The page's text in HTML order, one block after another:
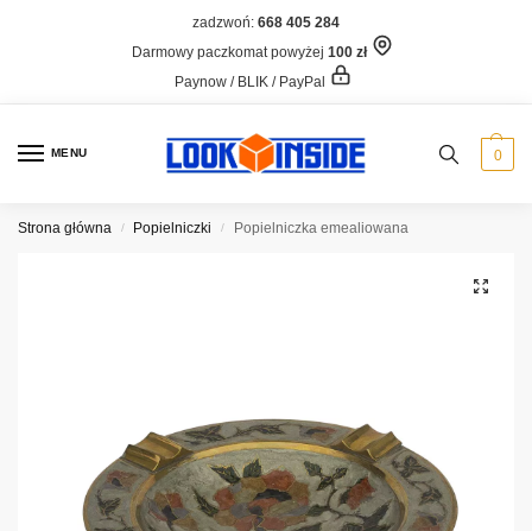
zadzwoń: 668 405 284
Darmowy paczkomat powyżej 100 zł
Paynow / BLIK / PayPal
MENU 0
Strona główna / Popielniczki / Popielniczka emealiowana